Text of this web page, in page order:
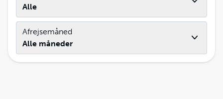
Alle
Afrejsemåned
Alle måneder